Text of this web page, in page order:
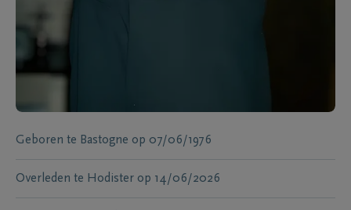
Geboren te Bastogne op 07/06/1976
Overleden te Hodister op 14/06/2026